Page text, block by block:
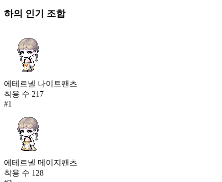
하의 인기 조합
에테르넬 나이트팬츠
착용 수 217
#1
에테르넬 메이지팬츠
착용 수 128